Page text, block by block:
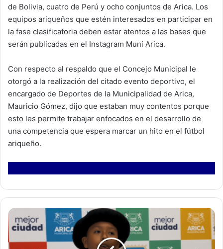
de Bolivia, cuatro de Perú y ocho conjuntos de Arica. Los
equipos ariqueños que estén interesados en participar en
la fase clasificatoria deben estar atentos a las bases que
serán publicadas en el Instagram Muni Arica.
Con respecto al respaldo que el Concejo Municipal le
otorgó a la realización del citado evento deportivo, el
encargado de Deportes de la Municipalidad de Arica,
Mauricio Gómez, dijo que estaban muy contentos porque
esto les permite trabajar enfocados en el desarrollo de
una competencia que espera marcar un hito en el fútbol
ariqueño.
"
J
o
s